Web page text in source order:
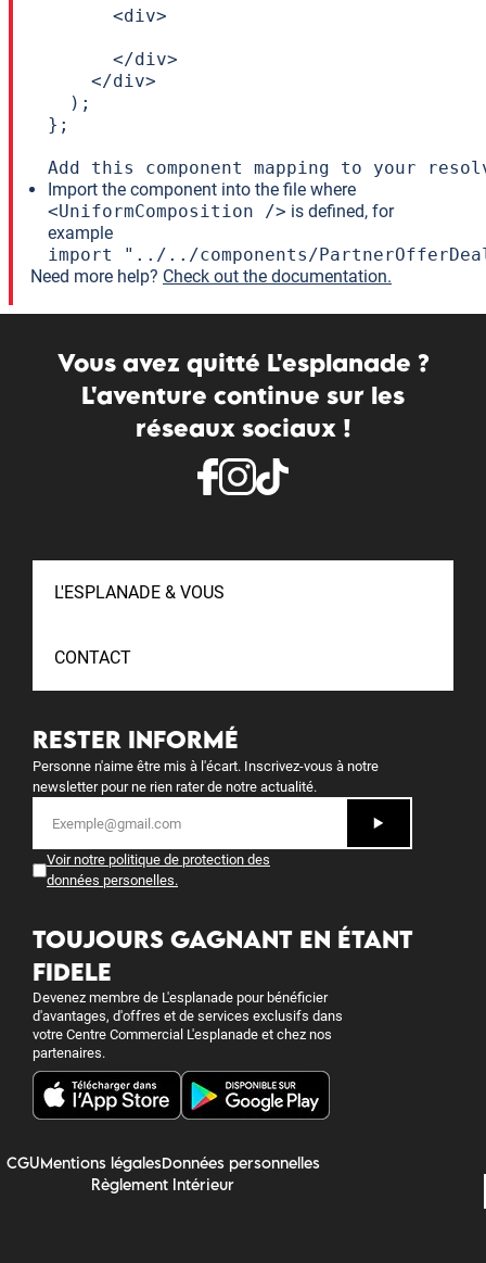
      <div>
      </div>
    </div>
  );
};
Add this component mapping to your
Import the component into the file where
<UniformComposition /> is defined, for
example
import "../../components/
Need more help? Check out the documentation.
Vous avez quitté L'esplanade ?
L'aventure continue sur les
réseaux sociaux !
L'ESPLANADE & VOUS
CONTACT
RESTER INFORMÉ
Personne n'aime être mis à l'écart. Inscrivez-vous à notre
newsletter pour ne rien rater de notre actualité.
Voir notre politique de protection des
données personelles.
TOUJOURS GAGNANT EN ÉTANT
FIDELE
Devenez membre de L'esplanade pour bénéficier
d'avantages, d'offres et de services exclusifs dans
votre Centre Commercial L'esplanade et chez nos
partenaires.
CGUMentions légalesDonnées personnelles
Règlement Intérieur